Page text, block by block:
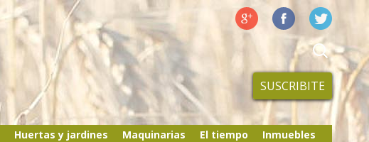
SUSCRIBITE
Huertas y jardines Maquinarias El tiempo
Inmuebles